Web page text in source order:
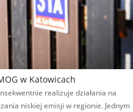
w Katowicach
realizuje działania na
niskiej emisji w regionie. Jednym